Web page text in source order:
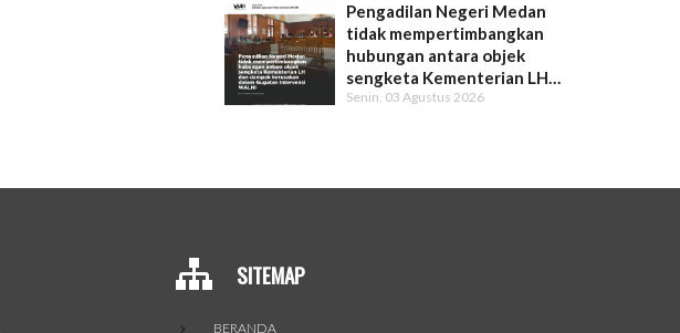
Pengadilan Negeri Medan
tidak mempertimbangkan
hubungan antara objek
sengketa Kementerian LH
dan dampak kerusakan dalam
Senin, 03 Agustus 2026
SITEMAP
BERANDA